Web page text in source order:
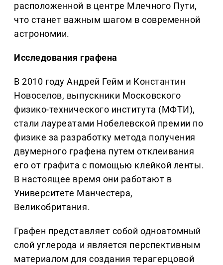
расположенной в центре Млечного Пути,
что станет важным шагом в современной
астрономии.
Исследования графена
В 2010 году Андрей Гейм и Константин
Новоселов, выпускники Московского
физико-технического института (МФТИ),
стали лауреатами Нобелевской премии по
физике за разработку метода получения
двумерного графена путем отклеивания
его от графита с помощью клейкой ленты.
В настоящее время они работают в
Университете Манчестера,
Великобритания.
Графен представляет собой одноатомный
слой углерода и является перспективным
материалом для создания терагерцовой